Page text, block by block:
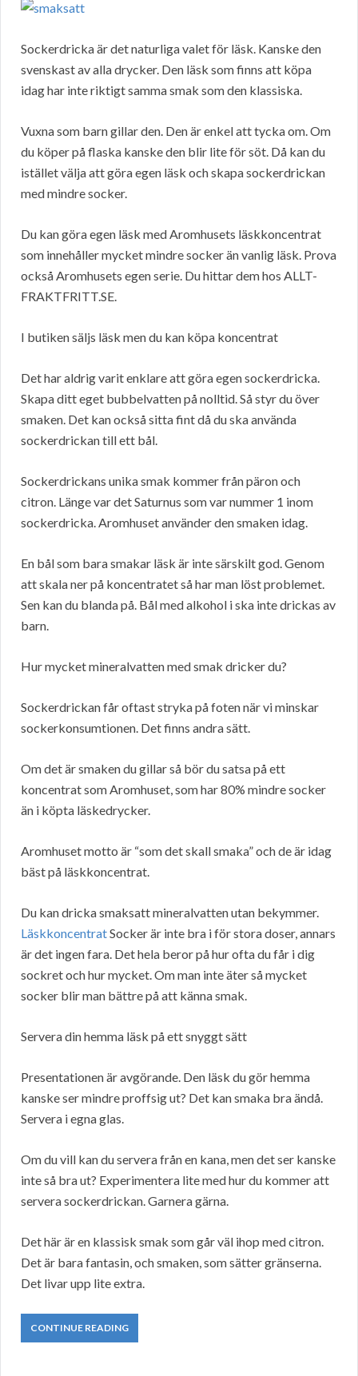
Sockerdricka är det naturliga valet för läsk. Kanske den
svenskast av alla drycker. Den läsk som finns att köpa
idag har inte riktigt samma smak som den klassiska.
Vuxna som barn gillar den. Den är enkel att tycka om. Om
du köper på flaska kanske den blir lite för söt. Då kan du
istället välja att göra egen läsk och skapa sockerdrickan
med mindre socker.
Du kan göra egen läsk med Aromhusets läskkoncentrat
som innehåller mycket mindre socker än vanlig läsk. Prova
också Aromhusets egen serie. Du hittar dem hos ALLT-
FRAKTFRITT.SE.
I butiken säljs läsk men du kan köpa koncentrat
Det har aldrig varit enklare att göra egen sockerdricka.
Skapa ditt eget bubbelvatten på nolltid. Så styr du över
smaken. Det kan också sitta fint då du ska använda
sockerdrickan till ett bål.
Sockerdrickans unika smak kommer från päron och
citron. Länge var det Saturnus som var nummer 1 inom
sockerdricka. Aromhuset använder den smaken idag.
En bål som bara smakar läsk är inte särskilt god. Genom
att skala ner på koncentratet så har man löst problemet.
Sen kan du blanda på. Bål med alkohol i ska inte drickas av
barn.
Hur mycket mineralvatten med smak dricker du?
Sockerdrickan får oftast stryka på foten när vi minskar
sockerkonsumtionen. Det finns andra sätt.
Om det är smaken du gillar så bör du satsa på ett
koncentrat som Aromhuset, som har 80% mindre socker
än i köpta läskedrycker.
Aromhuset motto är “som det skall smaka” och de är idag
bäst på läskkoncentrat.
Du kan dricka smaksatt mineralvatten utan bekymmer.
LäskkoncentratSocker är inte bra i för stora doser, annars
är det ingen fara. Det hela beror på hur ofta du får i dig
sockret och hur mycket. Om man inte äter så mycket
socker blir man bättre på att känna smak.
Servera din hemma läsk på ett snyggt sätt
Presentationen är avgörande. Den läsk du gör hemma
kanske ser mindre proffsig ut? Det kan smaka bra ändå.
Servera i egna glas.
Om du vill kan du servera från en kana, men det ser kanske
inte så bra ut? Experimentera lite med hur du kommer att
servera sockerdrickan. Garnera gärna.
Det här är en klassisk smak som går väl ihop med citron.
Det är bara fantasin, och smaken, som sätter gränserna.
Det livar upp lite extra.
CONTINUE READING